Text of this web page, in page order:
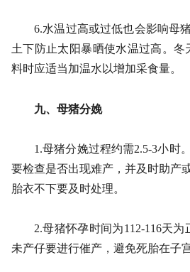
6.水温过高或过低也会影响母
土下防止太阳暴晒使水温过高。
料时应适当加温水以增加采食量。
九、母猪分娩
1.母猪分娩过程约需2.5-3小时
要检查是否出现难产，并及时助产
胎衣不下要及时处理。
2.母猪怀孕时间为112-116天
未产仔要进行催产，避免死胎在子